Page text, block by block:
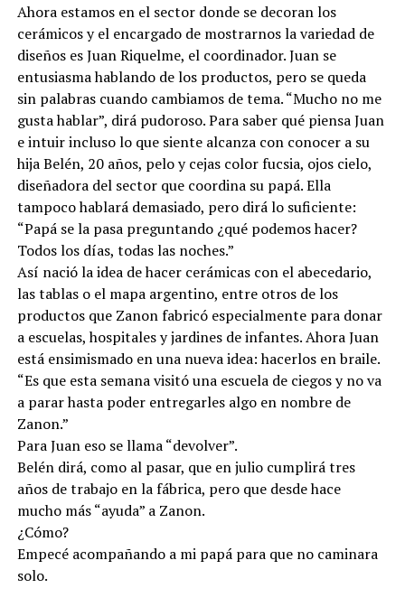
Ahora estamos en el sector donde se decoran los
cerámicos y el encargado de mostrarnos la variedad de
diseños es Juan Riquelme, el coordinador. Juan se
entusiasma hablando de los productos, pero se queda
sin palabras cuando cambiamos de tema. “Mucho no me
gusta hablar”, dirá pudoroso. Para saber qué piensa Juan
e intuir incluso lo que siente alcanza con conocer a su
hija Belén, 20 años, pelo y cejas color fucsia, ojos cielo,
diseñadora del sector que coordina su papá. Ella
tampoco hablará demasiado, pero dirá lo suficiente:
“Papá se la pasa preguntando ¿qué podemos hacer?
Todos los días, todas las noches.”
Así nació la idea de hacer cerámicas con el abecedario,
las tablas o el mapa argentino, entre otros de los
productos que Zanon fabricó especialmente para donar
a escuelas, hospitales y jardines de infantes. Ahora Juan
está ensimismado en una nueva idea: hacerlos en braile.
“Es que esta semana visitó una escuela de ciegos y no va
a parar hasta poder entregarles algo en nombre de
Zanon.”
Para Juan eso se llama “devolver”.
Belén dirá, como al pasar, que en julio cumplirá tres
años de trabajo en la fábrica, pero que desde hace
mucho más “ayuda” a Zanon.
¿Cómo?
Empecé acompañando a mi papá para que no caminara
solo.